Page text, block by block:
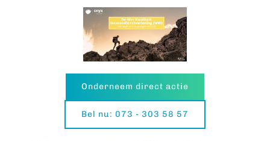
Onderneem direct actie
Bel nu: 073 - 303 58 57